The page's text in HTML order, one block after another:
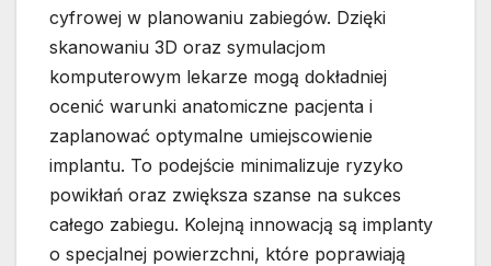
cyfrowej w planowaniu zabiegów. Dzięki
skanowaniu 3D oraz symulacjom
komputerowym lekarze mogą dokładniej
ocenić warunki anatomiczne pacjenta i
zaplanować optymalne umiejscowienie
implantu. To podejście minimalizuje ryzyko
powikłań oraz zwiększa szanse na sukces
całego zabiegu. Kolejną innowacją są implanty
o specjalnej powierzchni, które poprawiają